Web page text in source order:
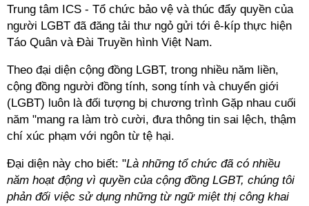
Trung tâm ICS - Tổ chức bảo vệ và thúc đẩy quyền của
người LGBT đã đăng tải thư ngỏ gửi tới ê-kíp thực hiện
Táo Quân và Đài Truyền hình Việt Nam.
Theo đại diện cộng đồng LGBT, trong nhiều năm liền,
cộng đồng người đồng tính, song tính và chuyển giới
(LGBT) luôn là đối tượng bị chương trình Gặp nhau cuối
năm "mang ra làm trò cười, đưa thông tin sai lệch, thậm
chí xúc phạm với ngôn từ tệ hại.
Đại diện này cho biết: "Là những tổ chức đã có nhiều
năm hoạt động vì quyền của cộng đồng LGBT, chúng tôi
phản đối việc sử dụng những từ ngữ miệt thị công khai